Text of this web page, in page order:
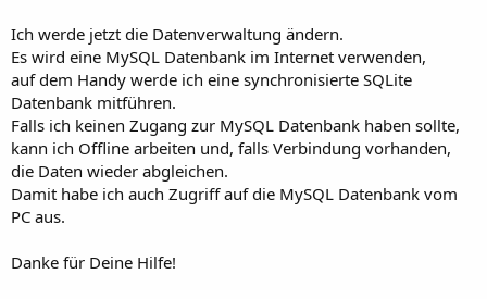
Ich werde jetzt die Datenverwaltung ändern.
Es wird eine MySQL Datenbank im Internet verwenden,
auf dem Handy werde ich eine synchronisierte SQLite
Datenbank mitführen.
Falls ich keinen Zugang zur MySQL Datenbank haben sollte,
kann ich Offline arbeiten und, falls Verbindung vorhanden,
die Daten wieder abgleichen.
Damit habe ich auch Zugriff auf die MySQL Datenbank vom
PC aus.
Danke für Deine Hilfe!